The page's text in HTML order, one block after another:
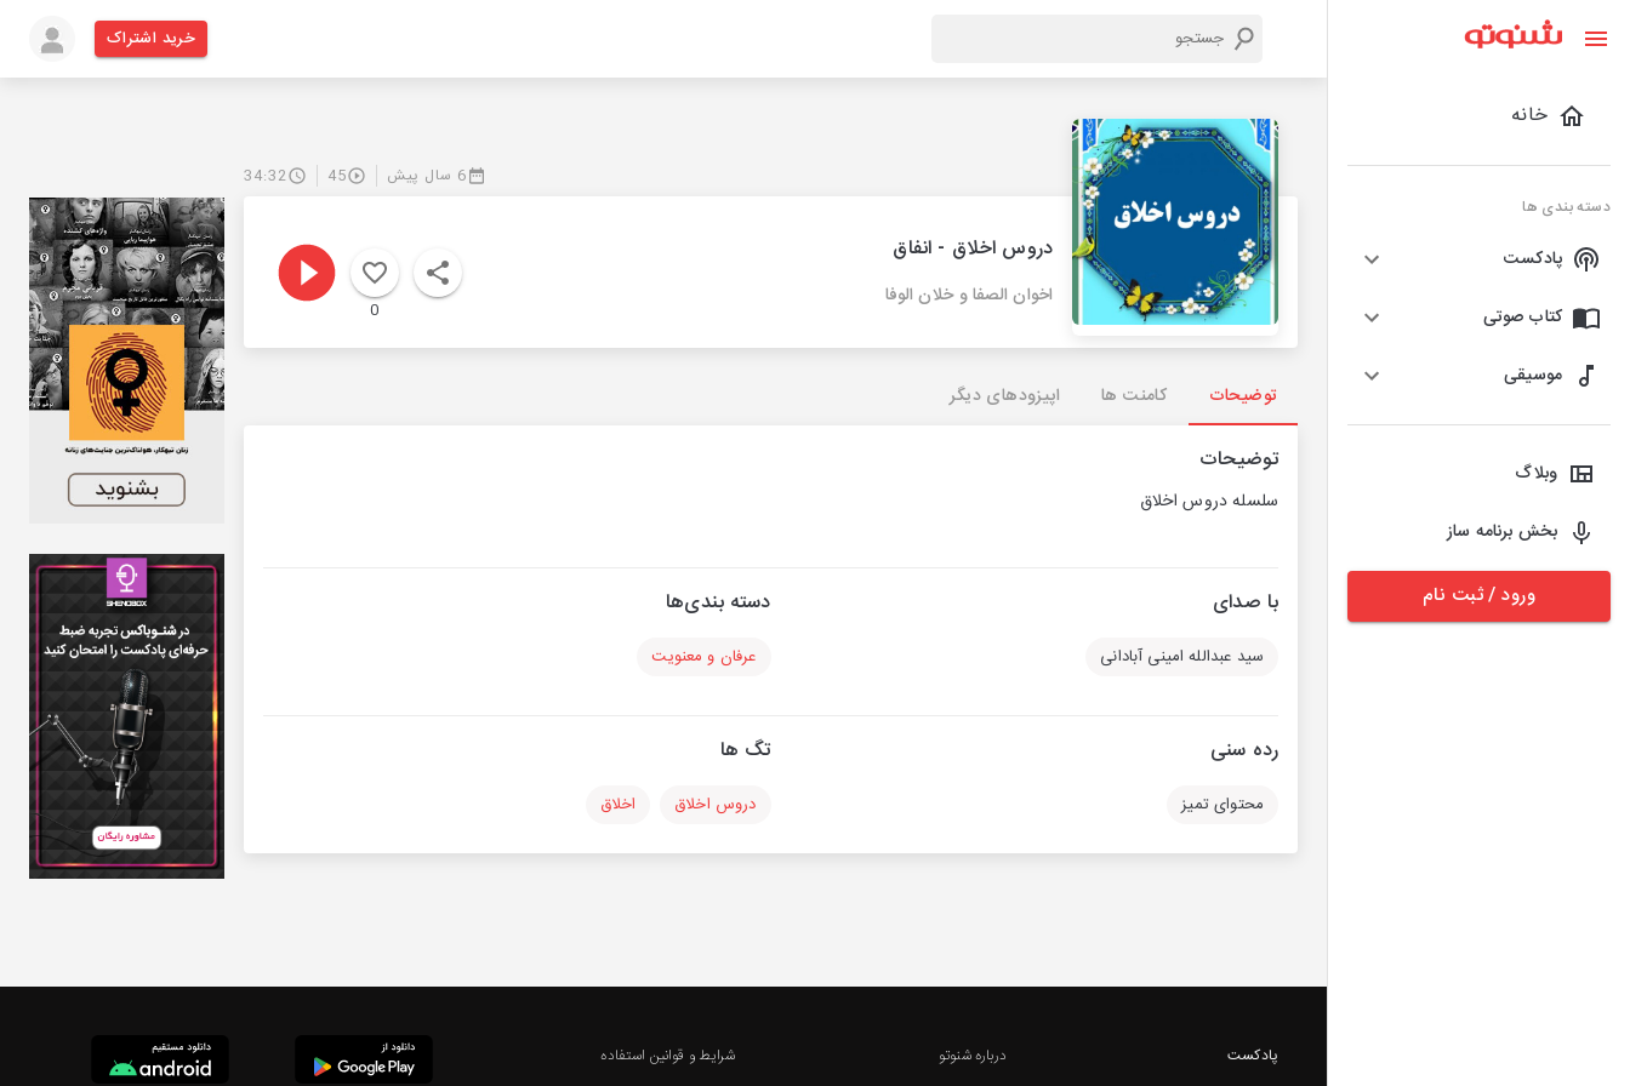
خانه
دسته بندی ها
پادکست
کتاب صوتی
موسیقی
وبلاگ
بخش برنامه ساز
ورود / ثبت نام
خرید اشتراک
6 سال پیش 45
34:32
دروس اخلاق - انفاق
اخوان الصفا و خلان الوفا
0
توضیحات کامنت ها اپیزودهای دیگر
توضیحات
سلسله دروس اخلاق
با صدای
سید عبدالله امینی آبادانی
دسته بندی‌ها
عرفان و معنویت
رده سنی
محتوای تمیز
تگ ها
دروس اخلاق اخلاق
پادکست
درباره شنوتو
شرایط و قوانین استفاده